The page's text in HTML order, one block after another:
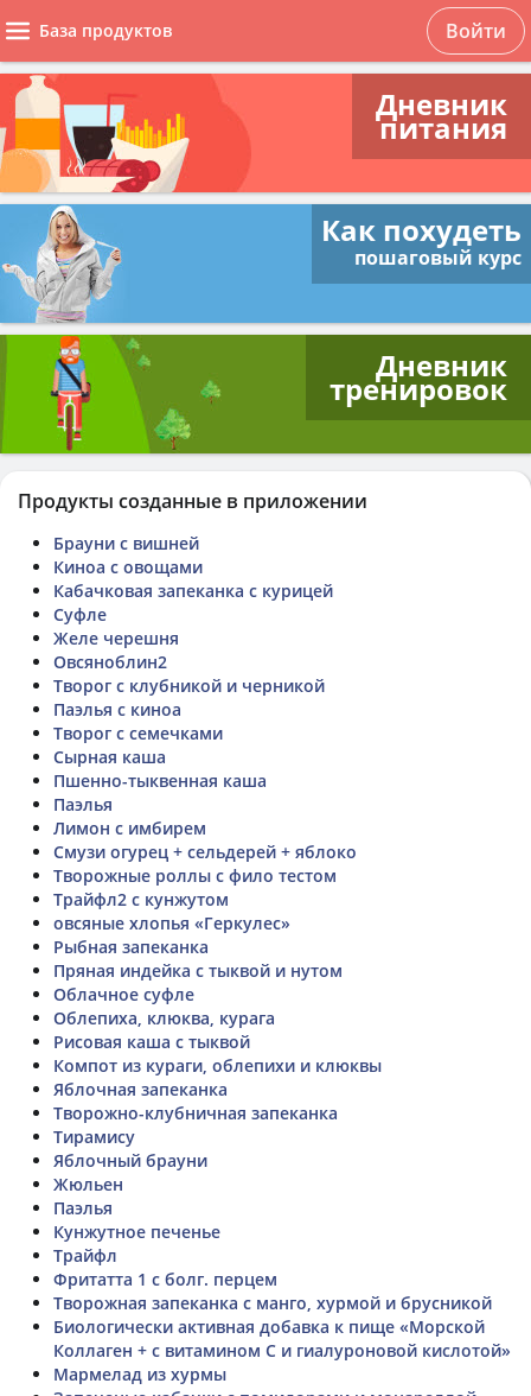
База продуктов Войти
Дневник
питания
Как похудеть
пошаговый курс
Дневник
тренировок
Продукты созданные в приложении
Брауни с вишней
Киноа с овощами
Кабачковая запеканка с курицей
Суфле
Желе черешня
Овсяноблин2
Творог с клубникой и черникой
Паэлья с киноа
Творог с семечками
Сырная каша
Пшенно-тыквенная каша
Паэлья
Лимон с имбирем
Смузи огурец + сельдерей + яблоко
Творожные роллы с фило тестом
Трайфл2 с кунжутом
овсяные хлопья «Геркулес»
Рыбная запеканка
Пряная индейка с тыквой и нутом
Облачное суфле
Облепиха, клюква, курага
Рисовая каша с тыквой
Компот из кураги, облепихи и клюквы
Яблочная запеканка
Творожно-клубничная запеканка
Тирамису
Яблочный брауни
Жюльен
Паэлья
Кунжутное печенье
Трайфл
Фритатта 1 с болг. перцем
Творожная запеканка с манго, хурмой и брусникой
Биологически активная добавка к пище «Морской
Коллаген + с витамином C и гиалуроновой кислотой»
Мармелад из хурмы